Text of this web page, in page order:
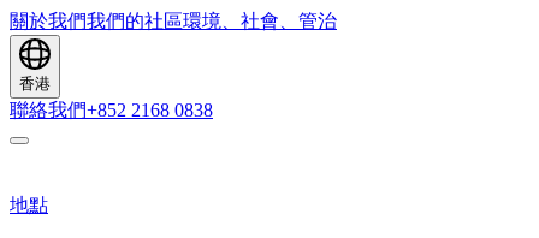
關於我們我們的社區環境、社會、管治
香港
聯絡我們+852 2168 0838
地點